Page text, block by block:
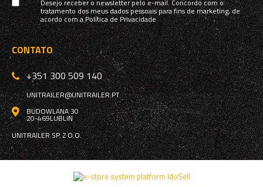
Desejo receber o newsletter pelo e-mail. Concordo com o
tratamento dos meus dados pessoais para fins de marketing, de
acordo com aPolítica de Privacidade
CONTATO
+351 300 509 140
UNITRAILER@UNITRAILER.PT
BUDOWLANA 30
20-469LUBLIN
UNITRAILER SP. Z O.O.